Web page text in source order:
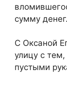
сумму денег.
С Оксаной
улицу с
пустыми